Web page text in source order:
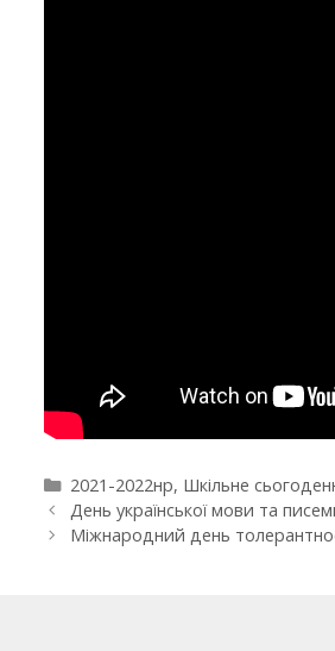
2021-2022нр, Шкільне
День української мови та
Міжнародний день